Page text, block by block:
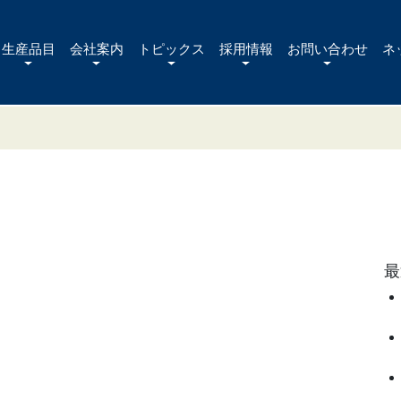
生産品目 会社案内 トピックス 採用情報 お問い合わせ ネ